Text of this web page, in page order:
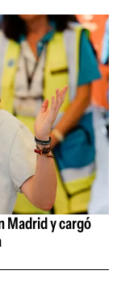
Madrid y cargó